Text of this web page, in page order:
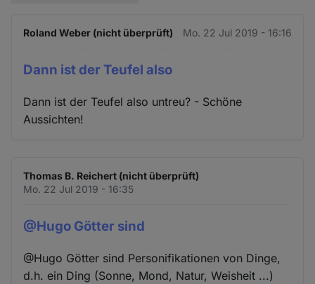
Roland Weber (nicht überprüft) Mo. 22 Jul 2019 - 16:16
Dann ist der Teufel also
Dann ist der Teufel also untreu? - Schöne
Aussichten!
Thomas B. Reichert (nicht überprüft)
Mo. 22 Jul 2019 - 16:35
@Hugo Götter sind
@Hugo Götter sind Personifikationen von Dinge,
d.h. ein Ding (Sonne, Mond, Natur, Weisheit ...)